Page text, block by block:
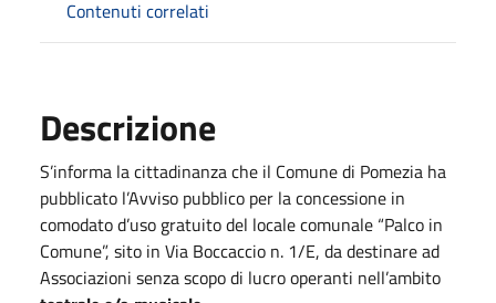
Contenuti correlati
Descrizione
S’informa la cittadinanza che il Comune di Pomezia ha
pubblicato l’Avviso pubblico per la concessione in
comodato d’uso gratuito del locale comunale “Palco in
Comune”, sito in Via Boccaccio n. 1/E, da destinare ad
Associazioni senza scopo di lucro operanti nell’ambito